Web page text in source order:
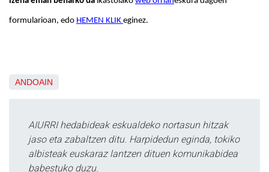
formularioan, edo HEMEN KLIK eginez.
ANDOAIN
AIURRI hedabideak eskualdeko nortasun hitzak
jaso eta zabaltzen ditu. Harpidedun eginda, tokiko
albisteak euskaraz lantzen dituen komunikabidea
babestuko duzu.